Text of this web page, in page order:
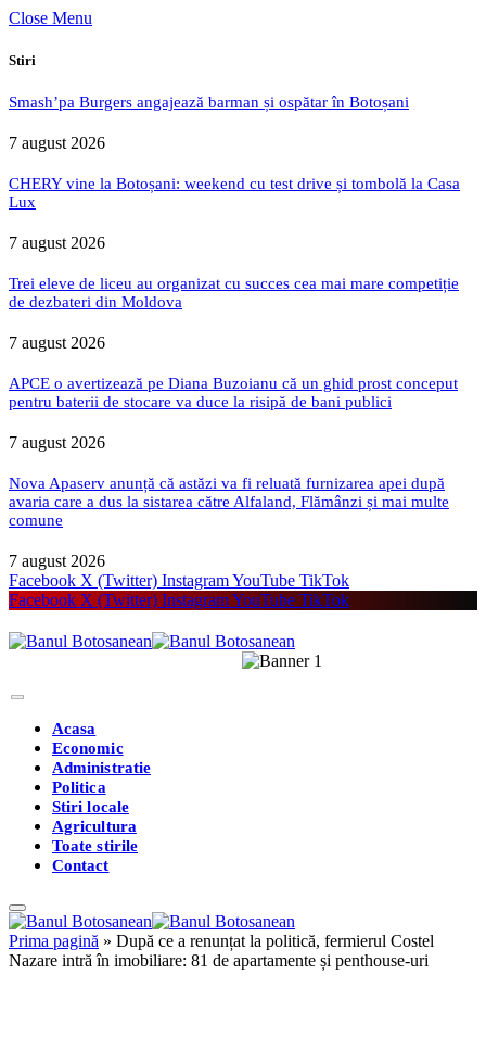
Close Menu
Stiri
Smash’pa Burgers angajează barman și ospătar în Botoșani
7 august 2026
CHERY vine la Botoșani: weekend cu test drive și tombolă la Casa
Lux
7 august 2026
Trei eleve de liceu au organizat cu succes cea mai mare competiție
de dezbateri din Moldova
7 august 2026
APCE o avertizează pe Diana Buzoianu că un ghid prost conceput
pentru baterii de stocare va duce la risipă de bani publici
7 august 2026
Nova Apaserv anunță că astăzi va fi reluată furnizarea apei după
avaria care a dus la sistarea către Alfaland, Flămânzi și mai multe
comune
7 august 2026
Facebook X (Twitter) InstagramYouTube TikTok
Facebook X (Twitter) InstagramYouTube TikTok
Acasa
Economic
Administratie
Politica
Stiri locale
Agricultura
Toate stirile
Contact
Prima pagină » După ce a renunțat la politică, fermierul Costel
Nazare intră în imobiliare: 81 de apartamente și penthouse-uri